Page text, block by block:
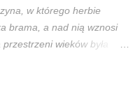
w którego herbie
brama, a nad nią wznosi
wieków była
u nas mile widziany, ale